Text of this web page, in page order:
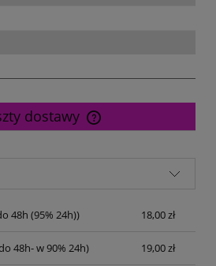
dostawy
kosztów płatności
48h (95% 24h)) 18,00 zł
48h- w 90% 24h) 19,00 zł